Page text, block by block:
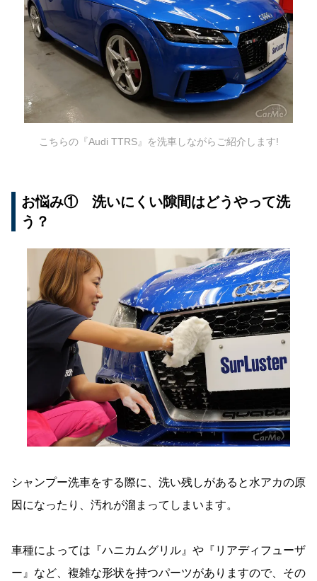
こちらの『Audi TTRS』を洗車しながらご紹介します!
お悩み① 洗いにくい隙間はどうやって洗
う？
シャンプー洗車をする際に、洗い残しがあると水アカの原
因になったり、汚れが溜まってしまいます。
車種によっては『ハニカムグリル』や『リアディフューザ
ー』など、複雑な形状を持つパーツがありますので、その